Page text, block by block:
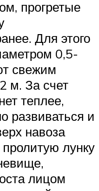
прогретые
Для этого
0,5-
свежим
м. За счет
теплее,
развиваться и
навоза
лунку
лицом